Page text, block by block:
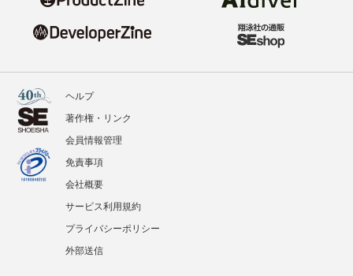
ヘルプ
著作権・リンク
会員情報管理
免責事項
会社概要
サービス利用規約
プライバシーポリシー
外部送信